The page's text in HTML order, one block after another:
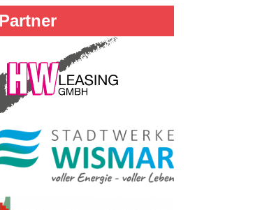
Partner